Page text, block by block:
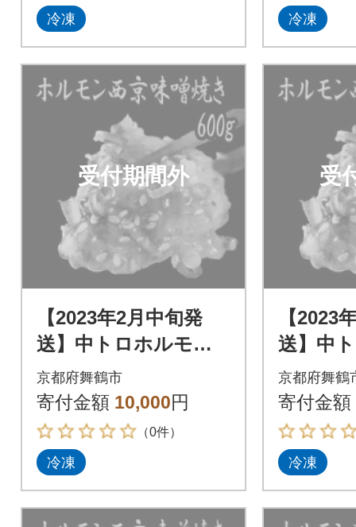
冷凍 冷凍
受付期間外
【2023年2月中旬発
送】中トロホルモン
西京味噌焼き 600g
京都府舞鶴市
寄付金額 10,000円
（0件）
冷凍
受
【2023
送】中
西京味
京都府舞鶴
寄付金額
冷凍